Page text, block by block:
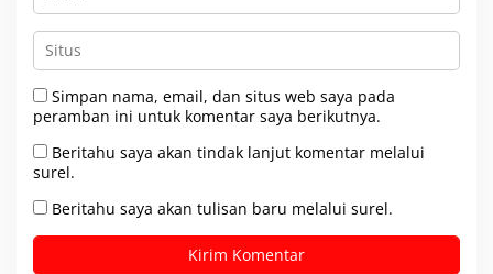
Simpan nama, email, dan situs web saya pada
peramban ini untuk komentar saya berikutnya.
Beritahu saya akan tindak lanjut komentar melalui
surel.
Beritahu saya akan tulisan baru melalui surel.